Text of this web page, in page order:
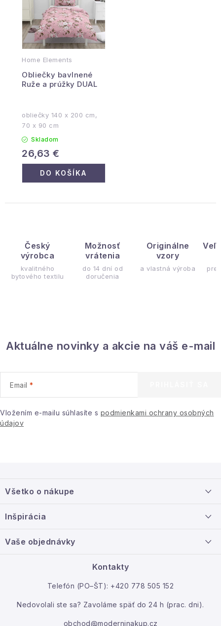
Český
výrobca
kvalitného
bytového textilu
Možnosť
vrátenia
do 14 dní od
doručenia
Originálne
vzory
a vlastná výroba pre
Home Elements
Obliečky bavlnené
Ruže a prúžky DUAL
obliečky 140 x 200 cm,
70 x 90 cm
Skladom
26,63 €
DO KOŠÍKA
Aktuálne novinky a akcie na váš e-mail
Email
Vložením e-mailu súhlasíte s podmienkami ochrany osobných
údajov
p
ä
Všetko o nákupe
Veľkoobchodná spolupráca
Inšpirácia
Vaše objednávky
Kontakty
Telefón (PO–ŠT): +420 778 505 152
Nedovolali ste sa? Zavoláme späť do 24 h (prac. dni).
obchod@moderninakup.cz